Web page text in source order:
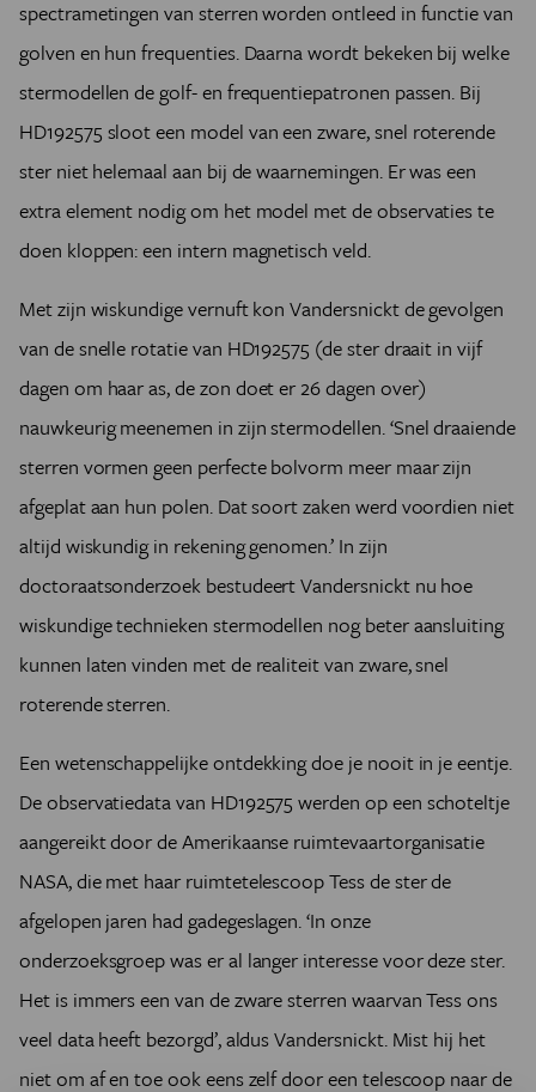
spectrametingen van sterren worden ontleed in functie van
golven en hun frequenties. Daarna wordt bekeken bij welke
stermodellen de golf- en frequentiepatronen passen. Bij
HD192575 sloot een model van een zware, snel roterende
ster niet helemaal aan bij de waarnemingen. Er was een
extra element nodig om het model met de observaties te
doen kloppen: een intern magnetisch veld.
Met zijn wiskundige vernuft kon Vandersnickt de gevolgen
van de snelle rotatie van HD192575 (de ster draait in vijf
dagen om haar as, de zon doet er 26 dagen over)
nauwkeurig meenemen in zijn stermodellen. ‘Snel draaiende
sterren vormen geen perfecte bolvorm meer maar zijn
afgeplat aan hun polen. Dat soort zaken werd voordien niet
altijd wiskundig in rekening genomen.’ In zijn
doctoraatsonderzoek bestudeert Vandersnickt nu hoe
wiskundige technieken stermodellen nog beter aansluiting
kunnen laten vinden met de realiteit van zware, snel
roterende sterren.
Een wetenschappelijke ontdekking doe je nooit in je eentje.
De observatiedata van HD192575 werden op een schoteltje
aangereikt door de Amerikaanse ruimtevaartorganisatie
NASA, die met haar ruimtetelescoop Tess de ster de
afgelopen jaren had gadegeslagen. ‘In onze
onderzoeksgroep was er al langer interesse voor deze ster.
Het is immers een van de zware sterren waarvan Tess ons
veel data heeft bezorgd’, aldus Vandersnickt. Mist hij het
niet om af en toe ook eens zelf door een telescoop naar de